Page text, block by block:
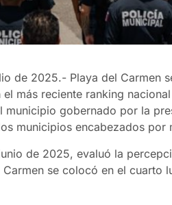
de 2025.- Playa del Carmen
más reciente ranking
municipio gobernado por la
municipios encabezados por
de 2025, evaluó la
se colocó en el cuarto